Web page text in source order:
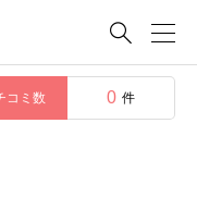

コミ数 0 件